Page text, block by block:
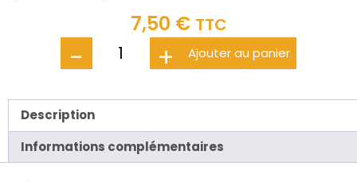
7,50 € TTC
- + Ajouter au panier
Description
Informations complémentaires